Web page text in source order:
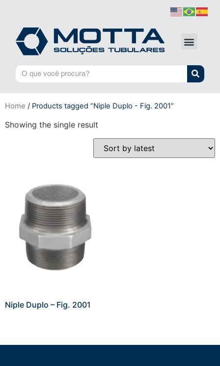
Home / Products tagged “Niple Duplo - Fig. 2001”
Showing the single result
Niple Duplo – Fig. 2001